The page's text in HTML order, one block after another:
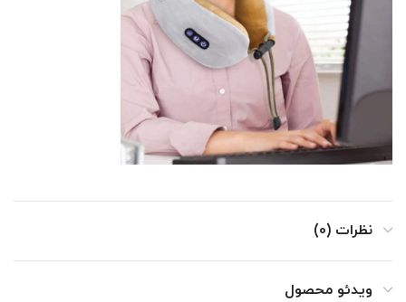
نظرات (0)
ویدئو محصول